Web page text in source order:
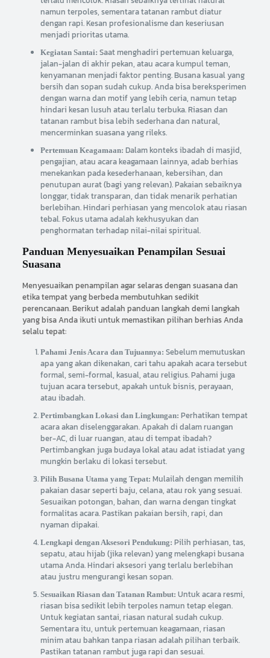
namun terpoles, sementara tatanan rambut diatur
dengan rapi. Kesan profesionalisme dan keseriusan
menjadi prioritas utama.
Kegiatan Santai: Saat menghadiri pertemuan keluarga,
jalan-jalan di akhir pekan, atau acara kumpul teman,
kenyamanan menjadi faktor penting. Busana kasual yang
bersih dan sopan sudah cukup. Anda bisa bereksperimen
dengan warna dan motif yang lebih ceria, namun tetap
hindari kesan lusuh atau terlalu terbuka. Riasan dan
tatanan rambut bisa lebih sederhana dan natural,
mencerminkan suasana yang rileks.
Pertemuan Keagamaan: Dalam konteks ibadah di masjid,
pengajian, atau acara keagamaan lainnya, adab berhias
menekankan pada kesederhanaan, kebersihan, dan
penutupan aurat (bagi yang relevan). Pakaian sebaiknya
longgar, tidak transparan, dan tidak menarik perhatian
berlebihan. Hindari perhiasan yang mencolok atau riasan
tebal. Fokus utama adalah kekhusyukan dan
penghormatan terhadap nilai-nilai spiritual.
Panduan Menyesuaikan Penampilan Sesuai
Suasana
Menyesuaikan penampilan agar selaras dengan suasana dan
etika tempat yang berbeda membutuhkan sedikit
perencanaan. Berikut adalah panduan langkah demi langkah
yang bisa Anda ikuti untuk memastikan pilihan berhias Anda
selalu tepat:
Pahami Jenis Acara dan Tujuannya: Sebelum memutuskan
apa yang akan dikenakan, cari tahu apakah acara tersebut
formal, semi-formal, kasual, atau religius. Pahami juga
tujuan acara tersebut, apakah untuk bisnis, perayaan,
atau ibadah.
Pertimbangkan Lokasi dan Lingkungan: Perhatikan tempat
acara akan diselenggarakan. Apakah di dalam ruangan
ber-AC, di luar ruangan, atau di tempat ibadah?
Pertimbangkan juga budaya lokal atau adat istiadat yang
mungkin berlaku di lokasi tersebut.
Pilih Busana Utama yang Tepat: Mulailah dengan memilih
pakaian dasar seperti baju, celana, atau rok yang sesuai.
Sesuaikan potongan, bahan, dan warna dengan tingkat
formalitas acara. Pastikan pakaian bersih, rapi, dan
nyaman dipakai.
Lengkapi dengan Aksesori Pendukung: Pilih perhiasan, tas,
sepatu, atau hijab (jika relevan) yang melengkapi busana
utama Anda. Hindari aksesori yang terlalu berlebihan
atau justru mengurangi kesan sopan.
Sesuaikan Riasan dan Tatanan Rambut: Untuk acara resmi,
riasan bisa sedikit lebih terpoles namun tetap elegan.
Untuk kegiatan santai, riasan natural sudah cukup.
Sementara itu, untuk pertemuan keagamaan, riasan
minim atau bahkan tanpa riasan adalah pilihan terbaik.
Pastikan tatanan rambut juga rapi dan sesuai.